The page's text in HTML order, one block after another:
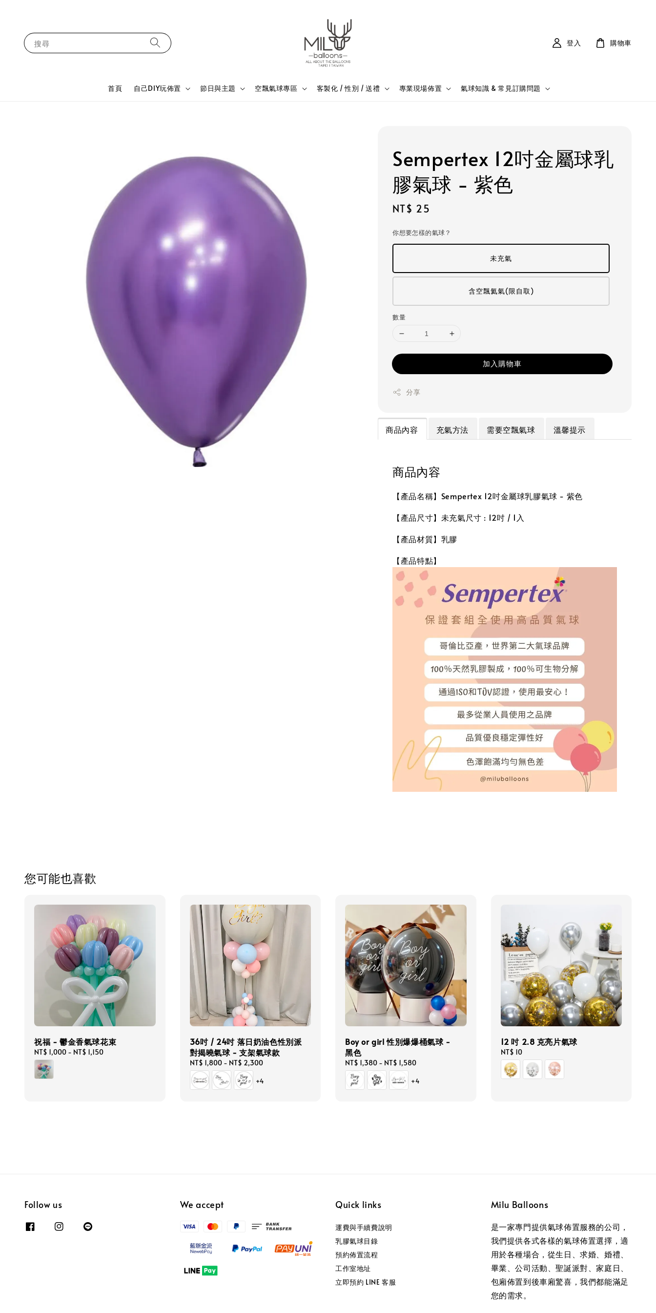
搜尋
首頁 自己DIY玩佈置 節日與主題 空飄氣球專區 客製化 / 性別 / 送禮 專業現場佈置 氣球知識 & 常見訂購問題
登入 購物車
Sempertex 12吋金屬球乳
膠氣球 - 紫色
Regular
NT$ 25
你想要怎樣的氣球？
未充氣
含空飄氦氣(限自取)
數量
加入購物車
分享
商品內容 充氣方法 需要空飄氣球 溫馨提示
商品內容
【產品名稱】Sempertex 12吋金屬球乳膠氣球 - 紫色
【產品尺寸】未充氣尺寸 : 12吋 / 1入
【產品材質】乳膠
【產品特點】
您可能也喜歡
祝福 - 鬱金香氣球花束
Regular
price
NT$ 1,000 - NT$ 1,150
36吋 / 24吋 落日奶油色性別派
對揭曉氣球 - 支架氣球款
Regular
price
NT$ 1,800- NT$ 2,300
+4
Boy or girl 性別爆爆桶氣球 -
黑色
Regular
price
NT$ 1,380 - NT$ 1,580
+4
12 吋 2.8 克亮片氣球
Regular
price
NT$ 10
Follow us We accept Quick links
運費與手續費說明
乳膠氣球目錄
預約佈置流程
工作室地址
立即預約 LINE 客服
Milu Balloons
是一家專門提供氣球佈置服務的公司，
我們提供各式各樣的氣球佈置選擇，適
用於各種場合，從生日、求婚、婚禮、
畢業、公司活動、聖誕派對、家庭日、
包廂佈置到後車廂驚喜，我們都能滿足
您的需求。